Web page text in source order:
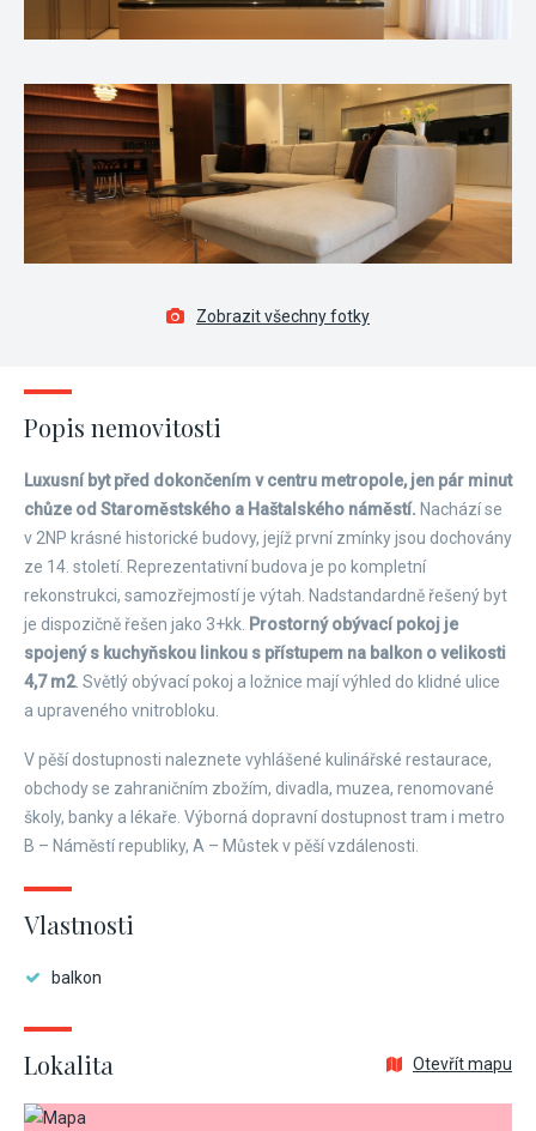
Zobrazit všechny fotky
Popis nemovitosti
Luxusní byt před dokončením v centru metropole, jen pár minut
chůze od Staroměstského a Haštalského náměstí. Nachází se
v 2NP krásné historické budovy, jejíž první zmínky jsou dochovány
ze 14. století. Reprezentativní budova je po kompletní
rekonstrukci, samozřejmostí je výtah. Nadstandardně řešený byt
je dispozičně řešen jako 3+kk.
Prostorný obývací pokoj je
spojený s kuchyňskou linkou s přístupem na balkon o velikosti
4,7 m2. Světlý obývací pokoj a ložnice mají výhled do klidné ulice
a upraveného vnitrobloku.
V pěší dostupnosti naleznete vyhlášené kulinářské restaurace,
obchody se zahraničním zbožím, divadla, muzea, renomované
školy, banky a lékaře. Výborná dopravní dostupnost tram i metro
B – Náměstí republiky, A – Můstek v pěší vzdálenosti.
Vlastnosti
balkon
Lokalita Otevřít mapu